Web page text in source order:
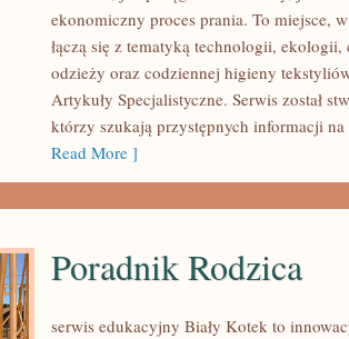
SPECJALISTYCZNEekonomiczny proces prania. To miejsce,
łączą się z tematyką technologii,
odzieży oraz codziennej higieny
Artykuły Specjalistyczne. Serwis został
którzy szukają przystępnych informacji
Read More ]
Poradnik Rodzica
serwis edukacyjny Biały Kotek to